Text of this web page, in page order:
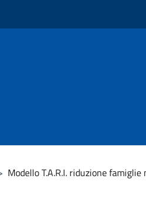
Modello T.A.R.I. riduzione